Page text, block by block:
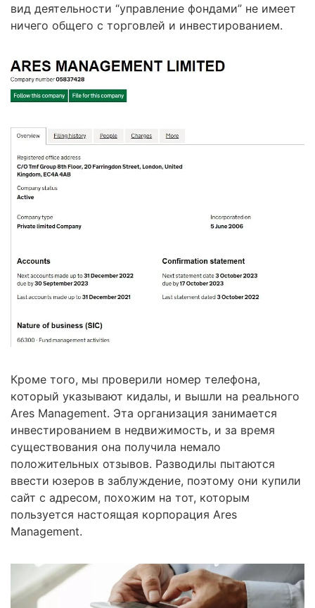
вид деятельности “управление фондами” не имеет
ничего общего с торговлей и инвестированием.
Кроме того, мы проверили номер телефона,
который указывают кидалы, и вышли на реального
Ares Management. Эта организация занимается
инвестированием в недвижимость, и за время
существования она получила немало
положительных отзывов. Разводилы пытаются
ввести юзеров в заблуждение, поэтому они купили
сайт с адресом, похожим на тот, которым
пользуется настоящая корпорация Ares
Management.